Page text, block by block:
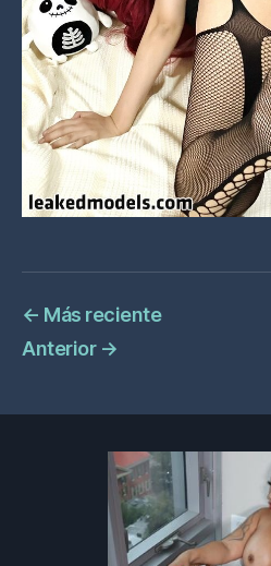
← Más reciente
Anterior →